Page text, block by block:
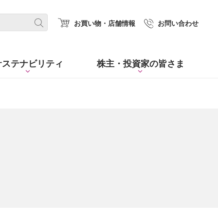
ステナビリティ 株主・投資家の皆さま
お買い物・店舗情報 (new window.)
お問い合わせ